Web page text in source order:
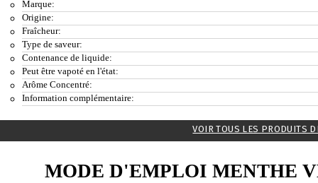
Marque:
Origine:
Fraîcheur:
Type de saveur:
Contenance de liquide:
Peut être vapoté en l'état:
Arôme Concentré:
Information complémentaire:
VOIR TOUS LES PRODUITS
MODE D'EMPLOI MENTHE